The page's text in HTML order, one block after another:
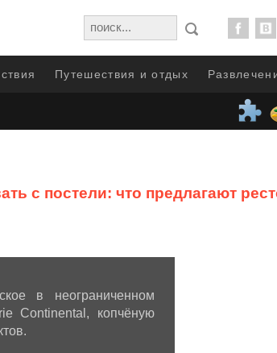
Путешествия и отдых
с постели: что предлагают
в неограниченном
Continental, копчёную